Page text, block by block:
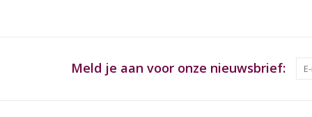
Meld je aan voor onze nieuwsbrief: